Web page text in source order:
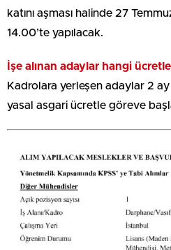
katını aşması halinde 27
14.00’te yapılacak.
İşe alınan adaylar hangi
Kadrolara yerleşen adaylar 2
yasal asgari ücretle göreve